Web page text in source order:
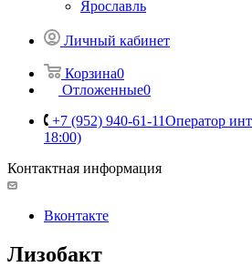
Ярославль
Личный кабинет
Корзина0
Отложенные0
+7 (952) 940-61-11Оператор
18:00)
Контактная информация
Вконтакте
Лизобакт